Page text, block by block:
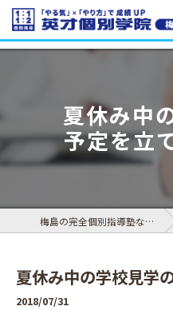
夏休み中
予定を立
梅島の完全個別指導塾なら英才個別学院 梅島校
夏休み中の学校見学
2018/07/31